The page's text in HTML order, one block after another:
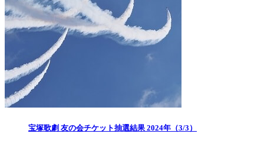
宝塚歌劇 友の会チケット抽選結果 2024年（3/3）